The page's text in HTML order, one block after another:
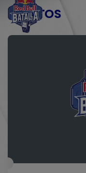
EVENTOS